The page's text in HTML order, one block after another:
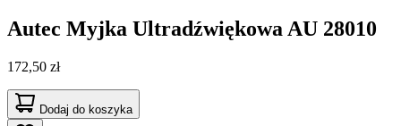
Autec Myjka Ultradźwiękowa AU 28010
172,50 zł
Dodaj do koszyka